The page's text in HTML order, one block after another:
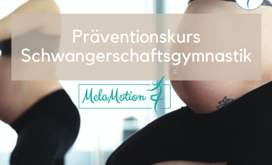
Soon you will learn more about me here...